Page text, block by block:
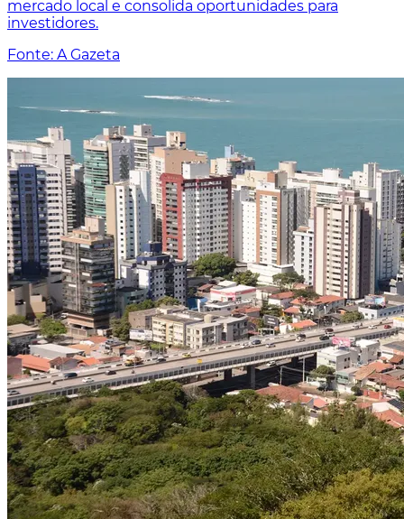
mercado local e consolida oportunidades para
investidores.
Fonte: A Gazeta